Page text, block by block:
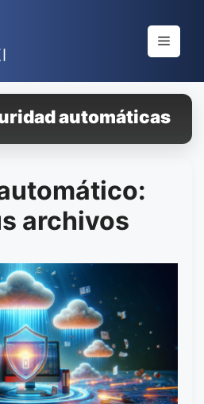
Menú
automáticas
archivos